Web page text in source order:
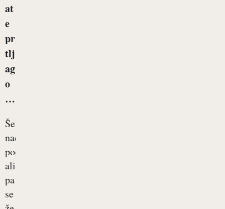
at
e
pr
tlj
ag
o
…
Šele
načrtujete
počitnice
ali
pa
se